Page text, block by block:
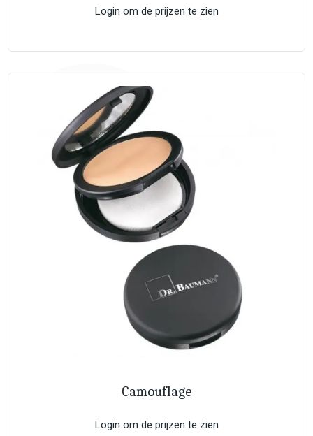
Login om de prijzen te zien
Camouflage
Login om de prijzen te zien